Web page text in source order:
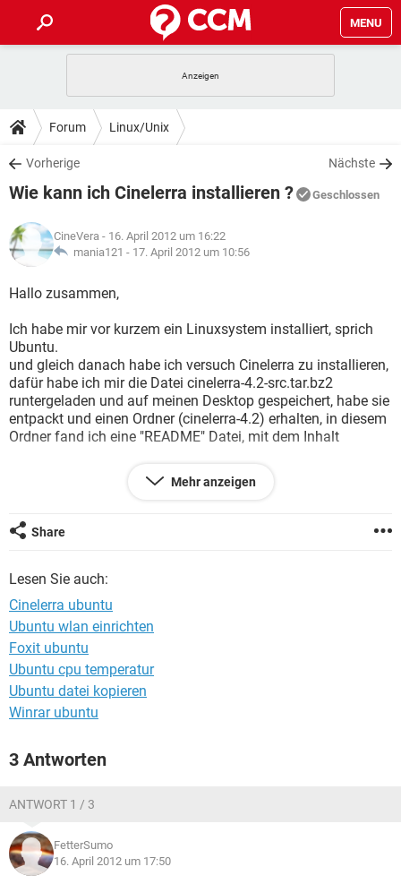
MENU
ANDROID
WINDOWS 10
WHATSAPP TIKTOK
FACEBOOK
TIPPS & TRICKS
SPIELE
WHATSAPP TIKTOK
FACEBOOK
DOWNLOADS
SPIELE STREAMING
ANDROID
WINDOWS 10 INSTAGRAM
WHATSAPP
SPIELE STREAMING
ANDROID
WINDOWS 10
WHATSAPP TIKTOK
FACEBOOK HARDWARE
LEXIKON
SPIELE
WINDOWS 10
WHATSAPP TIKTOK
FACEBOOK HARDWARE
Forum Linux/Unix
Vorherige Nächste
Wie kann ich Cinelerra installieren ? Geschlossen
CineVera - 16. April 2012 um 16:22
mania121 - 17. April 2012 um 10:56
Hallo zusammen,
Ich habe mir vor kurzem ein Linuxsystem installiert, sprich
Ubuntu.
und gleich danach habe ich versuch Cinelerra zu installieren,
dafür habe ich mir die Datei cinelerra-4.2-src.tar.bz2
runtergeladen und auf meinen Desktop gespeichert, habe sie
entpackt und einen Ordner (cinelerra-4.2) erhalten, in diesem
Ordner fand ich eine "README" Datei, mit dem Inhalt
Run ./cinelerra from this directory. That's it.
Ich habe aus dem Internet 2 oder 3 Tipps via das Terminal
probiert , aber leider ohne Erfolg...
Danke
Mehr anzeigen
Share
Lesen Sie auch:
Cinelerra ubuntu
Ubuntu wlan einrichten
Foxit ubuntu
Ubuntu cpu temperatur
Ubuntu datei kopieren
Winrar ubuntu
3 Antworten
ANTWORT 1 / 3
FetterSumo
16. April 2012 um 17:50